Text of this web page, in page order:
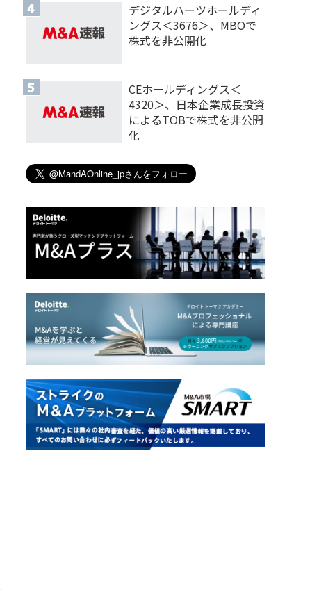
デジタルハーツホールディ
ングス＜3676＞、MBOで
株式を非公開化
CEホールディングス＜
4320＞、日本企業成長投資
によるTOBで株式を非公開
化